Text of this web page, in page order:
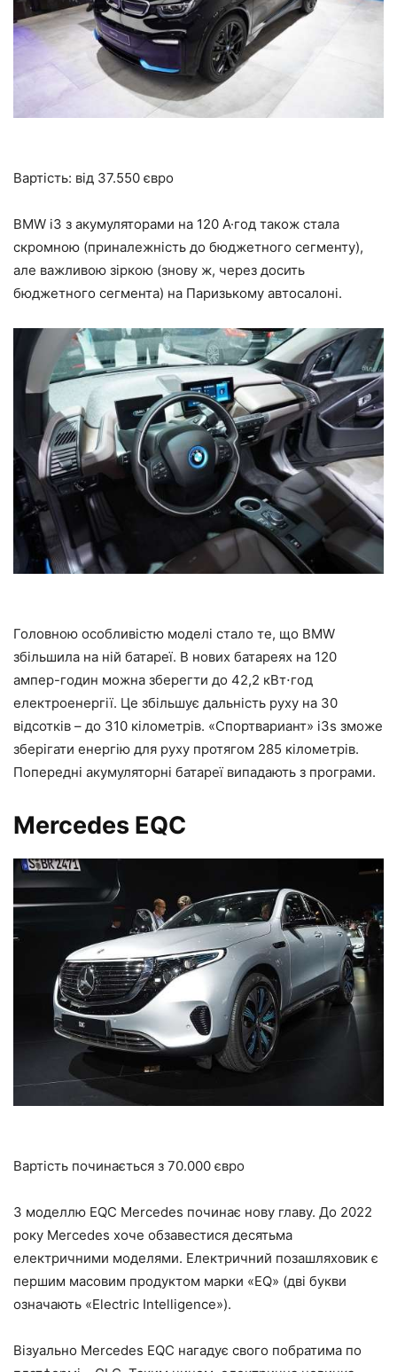
Вартість: від 37.550 євро
BMW i3 з акумуляторами на 120 А·год також стала
скромною (приналежність до бюджетного сегменту),
але важливою зіркою (знову ж, через досить
бюджетного сегмента) на Паризькому автосалоні.
Головною особливістю моделі стало те, що BMW
збільшила на ній батареї. В нових батареях на 120
ампер-годин можна зберегти до 42,2 кВт⋅год
електроенергії. Це збільшує дальність руху на 30
відсотків – до 310 кілометрів. «Спортвариант» i3s зможе
зберігати енергію для руху протягом 285 кілометрів.
Попередні акумуляторні батареї випадають з програми.
Mercedes EQC
Вартість починається з 70.000 євро
З моделлю EQC Mercedes починає нову главу. До 2022
року Mercedes хоче обзавестися десятьма
електричними моделями. Електричний позашляховик є
першим масовим продуктом марки «EQ» (дві букви
означають «Electric Intelligence»).
Візуально Mercedes EQC нагадує свого побратима по